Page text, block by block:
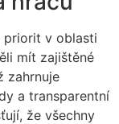
priorit v oblasti
mít zajištěné
zahrnuje
a transparentní
že všechny